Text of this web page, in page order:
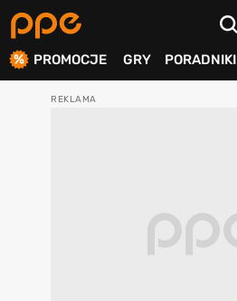
PROMOCJE GRY PORADNIKI